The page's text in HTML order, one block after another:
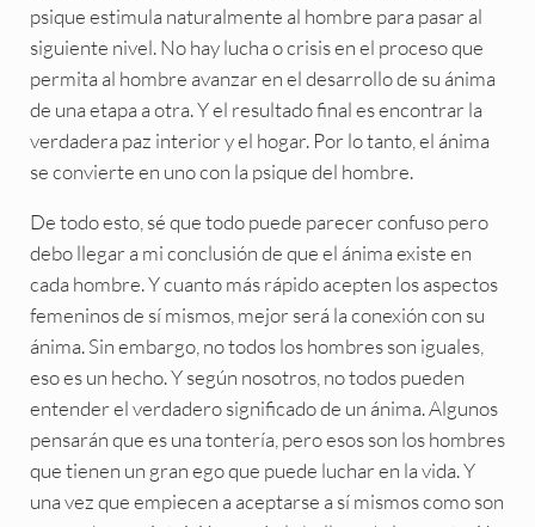
psique estimula naturalmente al hombre para pasar al
siguiente nivel. No hay lucha o crisis en el proceso que
permita al hombre avanzar en el desarrollo de su ánima
de una etapa a otra. Y el resultado final es encontrar la
verdadera paz interior y el hogar. Por lo tanto, el ánima
se convierte en uno con la psique del hombre.
De todo esto, sé que todo puede parecer confuso pero
debo llegar a mi conclusión de que el ánima existe en
cada hombre. Y cuanto más rápido acepten los aspectos
femeninos de sí mismos, mejor será la conexión con su
ánima. Sin embargo, no todos los hombres son iguales,
eso es un hecho. Y según nosotros, no todos pueden
entender el verdadero significado de un ánima. Algunos
pensarán que es una tontería, pero esos son los hombres
que tienen un gran ego que puede luchar en la vida. Y
una vez que empiecen a aceptarse a sí mismos como son